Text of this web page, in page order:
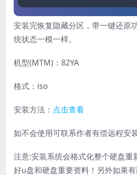
安装完恢复隐藏分区，带一键还原
注意:安装系统会格式化整个硬盘重